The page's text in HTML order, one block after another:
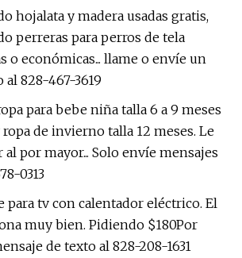
hojalata y madera usadas gratis,
perreras para perros de tela
o económicas... llame o envíe un
828-467-3619
para bebe niña talla 6 a 9 meses
de invierno talla 12 meses. Le
por mayor... Solo envíe mensajes
0313
para tv con calentador eléctrico. El
muy bien. Pidiendo $180Por
de texto al 828-208-1631